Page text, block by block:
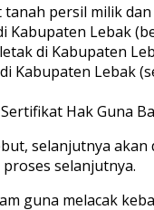
persil milik
Lebak
di Kabupaten
Lebak
Hak Guna
selanjutnya
selanjutnya.
guna melacak